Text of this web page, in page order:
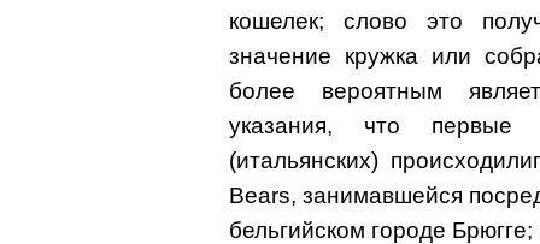
кошелек; слово это
значение кружка или
более вероятным
указания, что первые
(итальянских)
Bears, занимавшейся
бельгийском городе